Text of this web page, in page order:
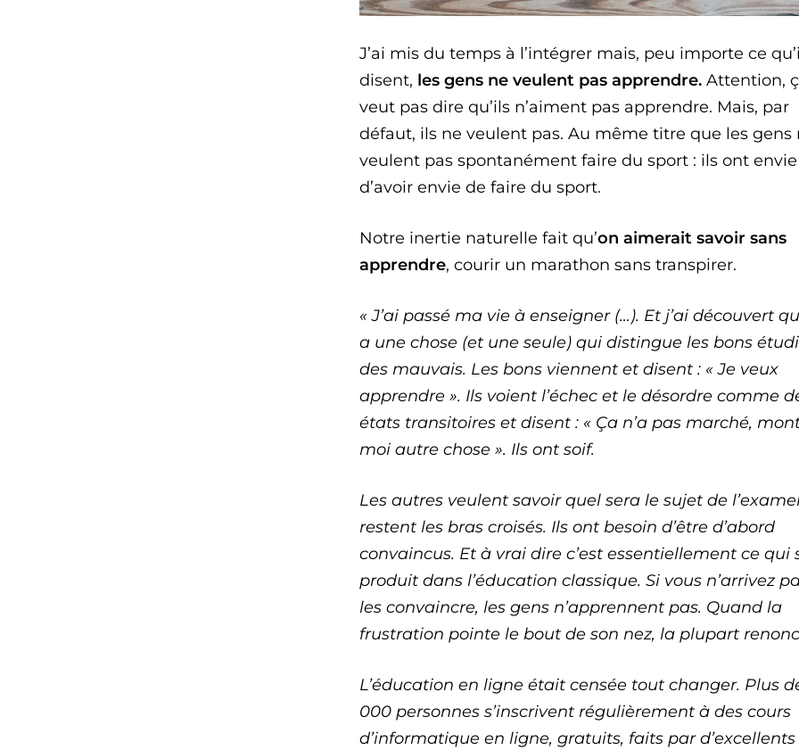
J’ai mis du temps à l’intégrer mais, peu importe ce
disent, les gens ne veulent pas apprendre. Attention,
veut pas dire qu’ils n’aiment pas apprendre. Mais, par
défaut, ils ne veulent pas. Au même titre que les gens
veulent pas spontanément faire du sport : ils ont envie
d’avoir envie de faire du sport.
Notre inertie naturelle fait qu’on aimerait savoir sans
apprendre, courir un marathon sans transpirer.
« J’ai passé ma vie à enseigner (…). Et j’ai découvert
a une chose (et une seule) qui distingue les bons
des mauvais. Les bons viennent et disent : « Je veux
apprendre ». Ils voient l’échec et le désordre comme
états transitoires et disent : « Ça n’a pas marché,
moi autre chose ». Ils ont soif.
Les autres veulent savoir quel sera le sujet de
restent les bras croisés. Ils ont besoin d’être d’abord
convaincus. Et à vrai dire c’est essentiellement ce qui
produit dans l’éducation classique. Si vous n’arrivez
les convaincre, les gens n’apprennent pas. Quand la
frustration pointe le bout de son nez, la plupart
L’éducation en ligne était censée tout changer. Plus
000 personnes s’inscrivent régulièrement à des cours
d’informatique en ligne, gratuits, faits par d’excellents